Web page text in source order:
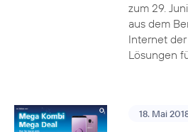
zum 29.
aus dem
Internet
Lösungen
18. Mai